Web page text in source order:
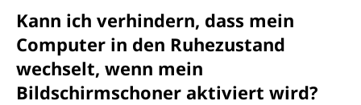
Kann ich verhindern, dass mein
Computer in den Ruhezustand
wechselt, wenn mein
Bildschirmschoner aktiviert wird?